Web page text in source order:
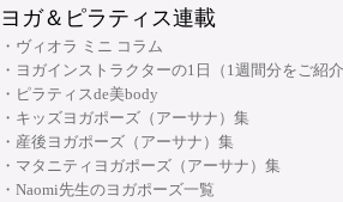
弊社にてRYT300取得する場合、必須科
科目：150時間の合わせて300時間のカ
ていただく必要がございます。
現在のところ取得期間に制限は設けて
内にカリキュラムの変更や科目の変更
他の事情により取得期間を設定させて
ざいますので、ご了承ください。
大阪府大阪市中央区安土町2-5-5 本町明大ビル3F
TEL: 06-6926-8422
プコース
・ヨガ指導者向け：個人プログラミングコー
ムの組み方～
・ヨガ指導者向け：アジャストメント＆モデ
プコース
・メンタルケアヨガ(心のためのヨガ)指導者養
ヨガ＆ピラティス連載
・ヴィオラ ミニ コラム
・ヨガインストラクターの1日（1週間分をご紹介
・ピラティスde美body
・キッズヨガポーズ（アーサナ）集
・産後ヨガポーズ（アーサナ）集
・マタニティヨガポーズ（アーサナ）集
・Naomi先生のヨガポーズ一覧